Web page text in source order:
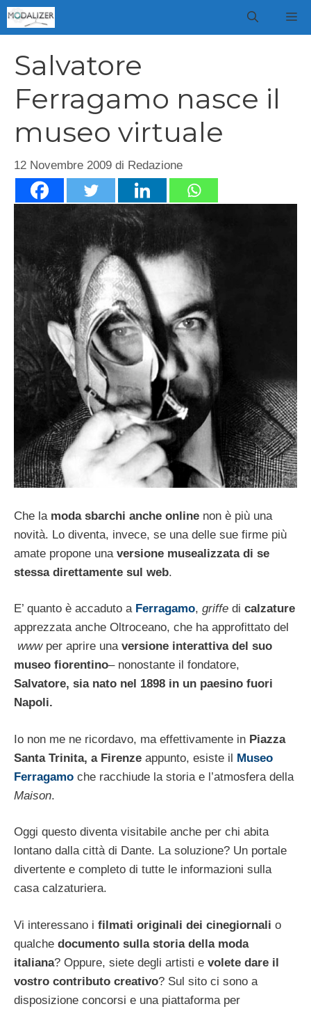
Vai
al
Salvatore
Ferragamo nasce il
museo virtuale
12 Novembre 2009 di Redazione
Che la moda sbarchi anche online non è più una
novità. Lo diventa, invece, se una delle sue firme più
amate propone una versione musealizzata di se
stessa direttamente sul web.
E’ quanto è accaduto a Ferragamo, griffe di calzature
apprezzata anche Oltroceano, che ha approfittato del
wwwper aprire una versione interattiva del suo
museo fiorentino– nonostante il fondatore,
Salvatore, sia nato nel 1898 in un paesino fuori
Napoli.
Io non me ne ricordavo, ma effettivamente in Piazza
Santa Trinita, a Firenze appunto, esiste il Museo
Ferragamo che racchiude la storia e l’atmosfera della
Maison.
Oggi questo diventa visitabile anche per chi abita
lontano dalla città di Dante. La soluzione? Un portale
divertente e completo di tutte le informazioni sulla
casa calzaturiera.
Vi interessano i filmati originali dei cinegiornali o
qualche documento sulla storia della moda
italiana? Oppure, siete degli artisti e volete dare il
vostro contributo creativo? Sul sito ci sono a
disposizione concorsi e una piattaforma per